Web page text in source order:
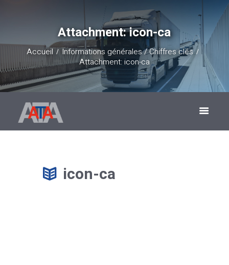
Attachment: icon-ca
Accueil
Informations générales / Chiffres clés
Attachment: icon-ca
icon-ca